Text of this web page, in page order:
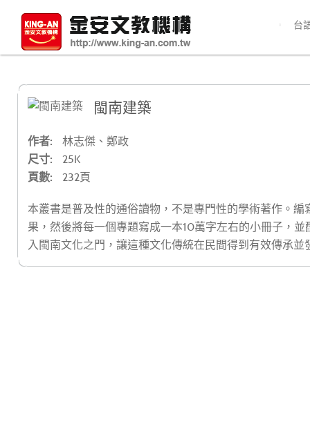
台
閩南建築
作者:
林志傑、鄭政
尺寸:
25K
頁數:
232頁
本叢書是普及性的通俗讀物，不是專門性的學術著作。
果，然後將每一個專題寫成一本10萬字左右的小冊子，
入閩南文化之門，讓這種文化傳統在民間得到有效傳承並